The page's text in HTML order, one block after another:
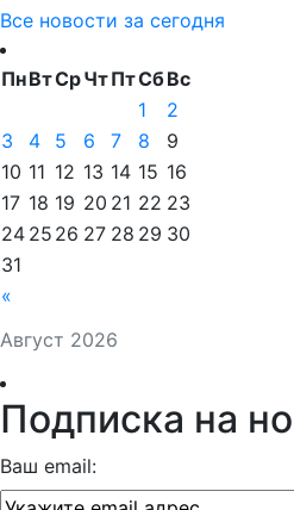
Все новости за сегодня
Август 2026
ПнВтСрЧтПтСбВс
«
1
2
3
4 5 6 7 8
9
10 11 12 13 14 15 16
17 18 19 20 21 22 23
24 25 26 27 28 29 30
31
Подписка на
Ваш email: